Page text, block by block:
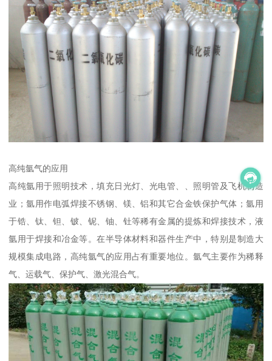
高纯氩气的应用
高纯氩用于照明技术，填充日光灯、光电管、、照明管及飞机制造
业；氩用作电弧焊接不锈钢、镁、铝和其它合金铁保护气体；氩用
于锆、钛、钽、铍、铌、铀、钍等稀有金属的提炼和焊接技术，液
氩用于焊接和冶金等。在半导体材料和器件生产中，特别是制造大
规模集成电路，高纯氩气的应用占有重要地位。氩气主要作为稀释
气、运载气、保护气、激光混合气。